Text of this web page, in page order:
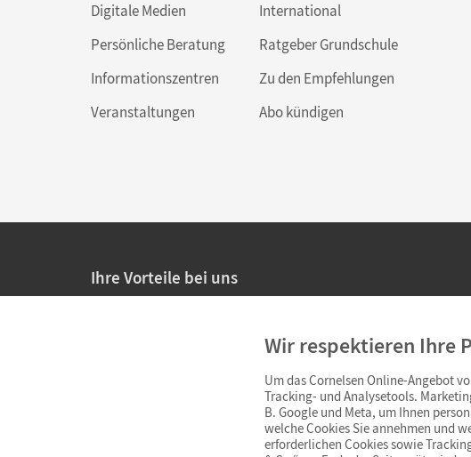
Digitale Medien
Persönliche Beratung
Informationszentren
Veranstaltungen
International
Ratgeber Grundschule
Zu den Empfehlungen
Abo kündigen
Ihre Vorteile bei uns
Persönliche Angebote für Lehrkräfte
Sicheres Einkaufen mit SSL-Verschlüsselung
Widerrufsfristvon 4 Wochen
Wir respektieren Ihre
Um das Cornelsen Online-Angebot
Tracking- und Analysetools.
B. Google und Meta, um Ihnen
welche Cookies Sie annehmen und
erforderlichen Cookies sowie